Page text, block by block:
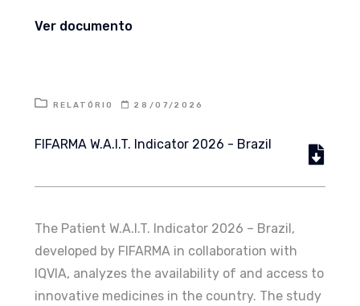
Ver documento
RELATÓRIO 28/07/2026
FIFARMA W.A.I.T. Indicator 2026 - Brazil
The Patient W.A.I.T. Indicator 2026 – Brazil,
developed by FIFARMA in collaboration with
IQVIA, analyzes the availability of and access to
innovative medicines in the country. The study